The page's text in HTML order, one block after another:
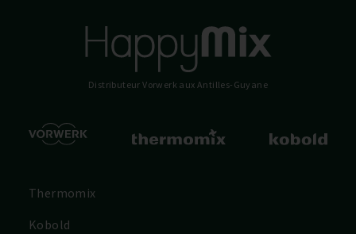
Distributeur Vorwerk aux Antilles-Guyane
Thermomix
Kobold